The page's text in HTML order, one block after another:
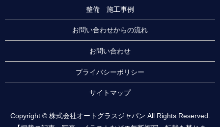
整備 施工事例
お問い合わせからの流れ
お問い合わせ
プライバシーポリシー
サイトマップ
Copyright © 株式会社オートグラスジャパン All Rights Reserved.